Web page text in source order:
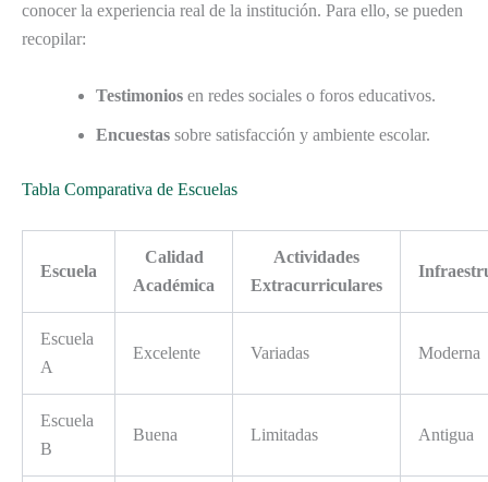
conocer la experiencia real de la institución. Para ello, se pueden
recopilar:
Testimonios en redes sociales o foros educativos.
Encuestas sobre satisfacción y ambiente escolar.
Tabla Comparativa de Escuelas
Escuela
Calidad
Académica
Actividades
Extracurriculares
Escuela
A
Excelente Variadas Moderna
Escuela
B
Buena Limitadas Antigua